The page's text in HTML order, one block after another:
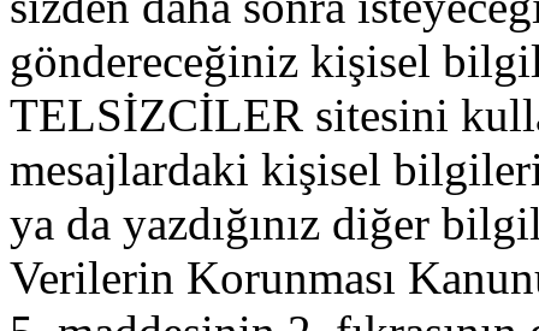
göndereceğiniz kişisel
TELSİZCİLER sitesini
mesajlardaki kişisel
ya da yazdığınız diğer
Verilerin Korunması